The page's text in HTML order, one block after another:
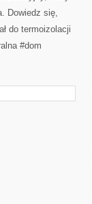
Dowiedz się,
do termoizolacji
#dom